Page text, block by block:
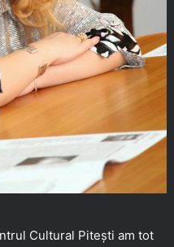
Cultural Pitești am tot